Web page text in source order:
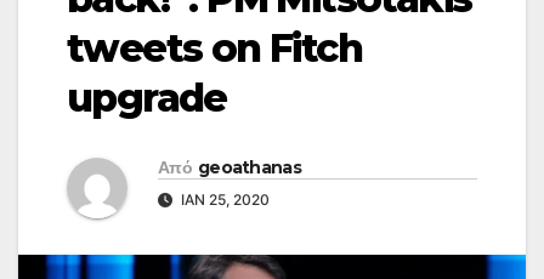
tweets on Fitch
upgrade
Από geoathanas
ΙΑΝ 25, 2020